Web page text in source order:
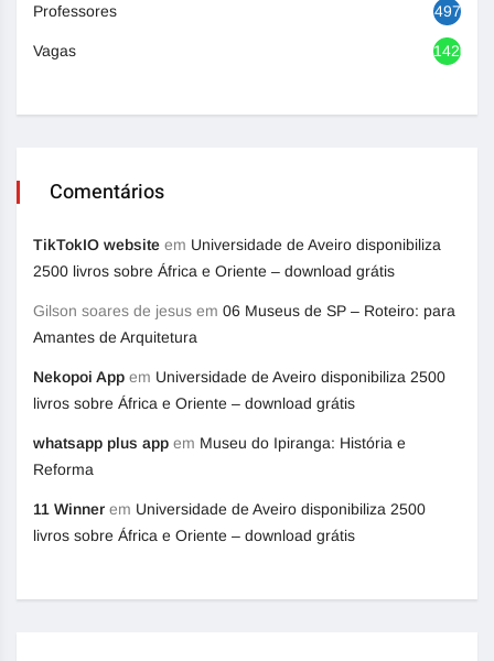
Professores 497
Vagas 1420
Comentários
TikTokIO website em Universidade de Aveiro disponibiliza
2500 livros sobre África e Oriente – download grátis
Gilson soares de jesus em 06 Museus de SP – Roteiro: para
Amantes de Arquitetura
Nekopoi App em Universidade de Aveiro disponibiliza 2500
livros sobre África e Oriente – download grátis
whatsapp plus app em Museu do Ipiranga: História e
Reforma
11 Winner em Universidade de Aveiro disponibiliza 2500
livros sobre África e Oriente – download grátis